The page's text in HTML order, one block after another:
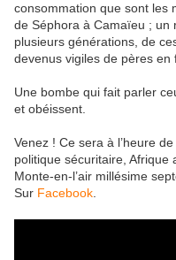
consommation que sont les
de Séphora à Camaïeu ; un
plusieurs générations, de
devenus vigiles de pères en
Une bombe qui fait parler
et obéissent.
Venez ! Ce sera à l’heure
politique sécuritaire, Afrique
Monte-en-l’air millésime
Sur Facebook